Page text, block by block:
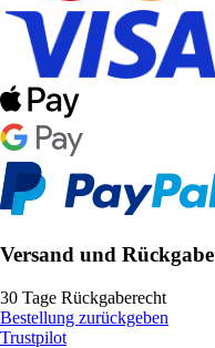
Versand und Rückgabe
30 Tage Rückgaberecht
Bestellung zurückgeben
Trustpilot